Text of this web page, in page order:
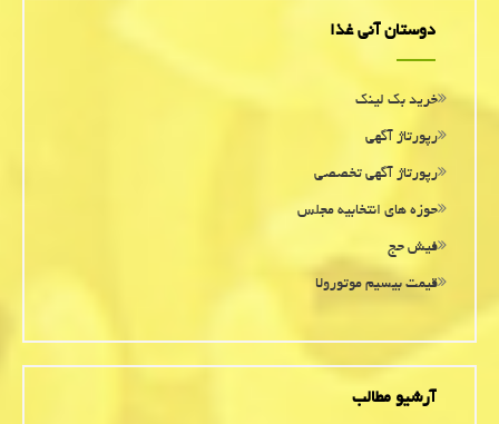
دوستان آنی غذا
خرید بک لینک
رپورتاژ آگهی
رپورتاژ آگهی تخصصی
حوزه های انتخابیه مجلس
فیش حج
قیمت بیسیم موتورولا
آرشیو مطالب